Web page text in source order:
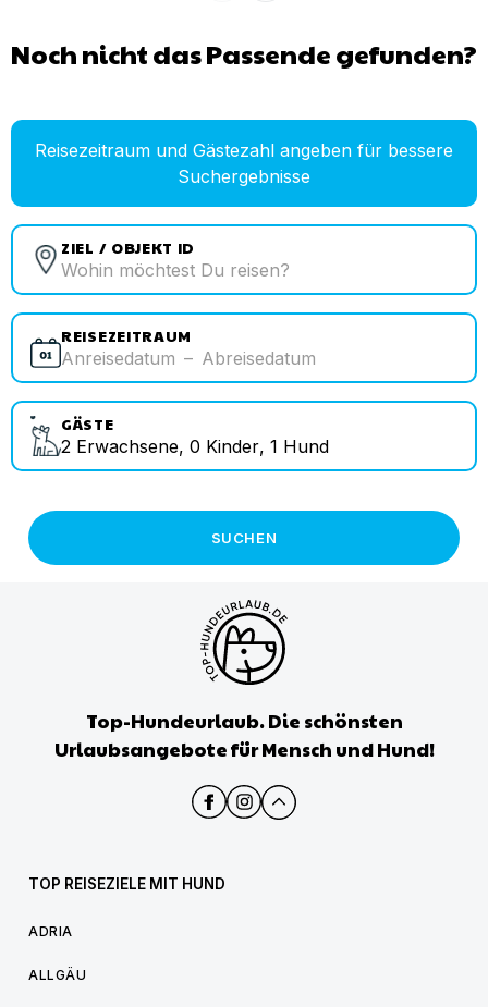
Noch nicht das Passende gefunden?
Reisezeitraum und Gästezahl angeben für bessere
Suchergebnisse
ZIEL / OBJEKT ID
REISEZEITRAUM
Anreisedatum – Abreisedatum
GÄSTE
2 Erwachsene, 0 Kinder, 1 Hund
SUCHEN
Top-Hundeurlaub. Die schönsten
Urlaubsangebote für Mensch und Hund!
TOP REISEZIELE MIT HUND
ADRIA
ALLGÄU